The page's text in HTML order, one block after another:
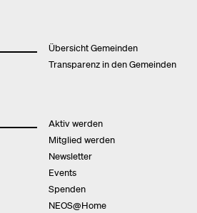
Übersicht Gemeinden
Transparenz in den Gemeinden
Aktiv werden
Mitglied werden
Newsletter
Events
Spenden
NEOS@Home